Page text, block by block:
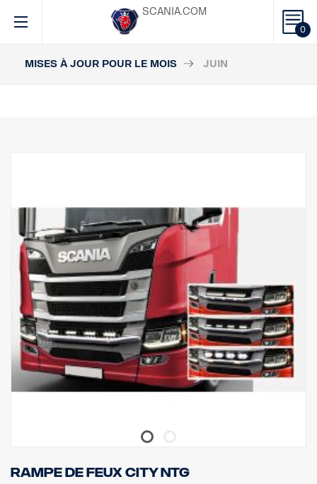
0
SCANIA.COM
MISES À JOUR POUR LE MOIS JUIN
Rampe de feux City NTG